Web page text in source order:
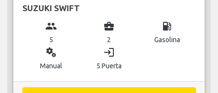
SUZUKI SWIFT
group
5
business_center
2
local_gas_station
Gasolina
miscellaneous_services
Manual
login
5 Puerta